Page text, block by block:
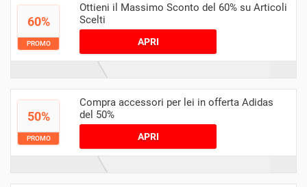
60%
PROMO
Ottieni il Massimo Sconto del 60% su Articoli
Scelti
APRI
50%
PROMO
Compra accessori per lei in offerta Adidas
del 50%
APRI